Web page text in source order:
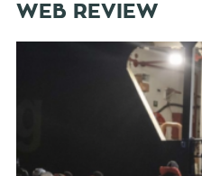
WEB REVIEW